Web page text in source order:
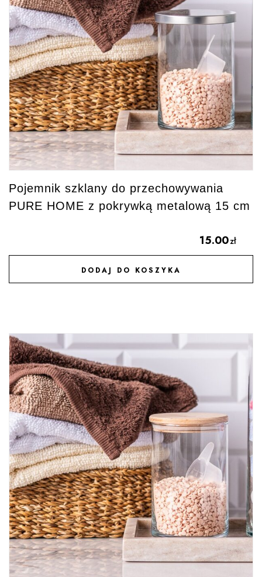
Pojemnik szklany do przechowywania
PURE HOME z pokrywką metalową 15 cm
15.00zł
DODAJ DO KOSZYKA
DODAJ DO ULUBIONYCH